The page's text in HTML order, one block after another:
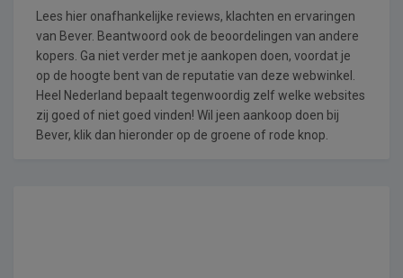
Lees hier onafhankelijke reviews, klachten en ervaringen
van Bever. Beantwoord ook de beoordelingen van andere
kopers. Ga niet verder met je aankopen doen, voordat je
op de hoogte bent van de reputatie van deze webwinkel.
Heel Nederland bepaalt tegenwoordig zelf welke websites
zij goed of niet goed vinden! Wil jeen aankoop doen bij
Bever, klik dan hieronder op de groene of rode knop.